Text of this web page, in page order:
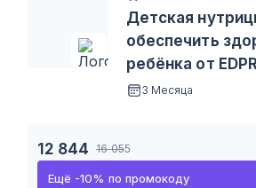
Детская
обеспечить
ребёнка от
3 Месяца
12 844 16 055
Ещё -10% по промокоду